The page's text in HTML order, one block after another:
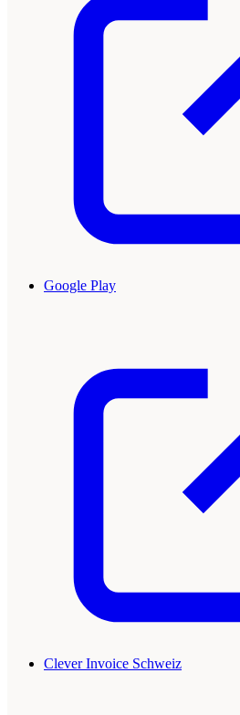
Google Play
Clever Invoice Schweiz